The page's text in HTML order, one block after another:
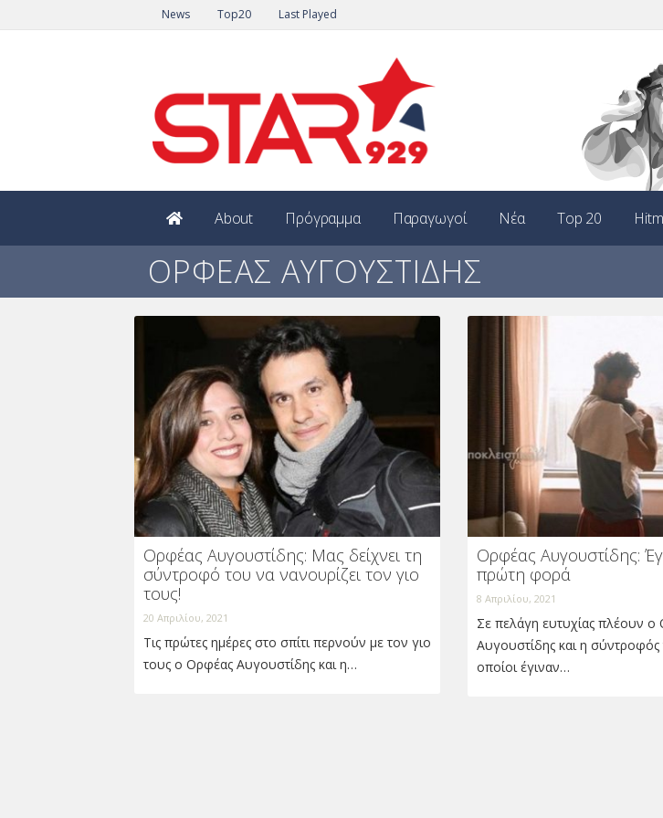
News Top20 Last Played
About Πρόγραμμα Παραγωγοί Νέα Top 20
ΟΡΦΕΑΣ ΑΥΓΟΥΣΤΙΔΗΣ
Ορφέας Αυγουστίδης: Μας δείχνει τη
σύντροφό του να νανουρίζει τον γιο
τους!
20 Απριλίου, 2021
Τις πρώτες ημέρες στο σπίτι περνούν με τον γιο
τους ο Ορφέας Αυγουστίδης και η…
Ορφέας Αυγουστίδης:
πρώτη φορά
8 Απριλίου, 2021
Σε πελάγη ευτυχίας πλέουν ο
Αυγουστίδης και η σύντροφός
οποίοι έγιναν…